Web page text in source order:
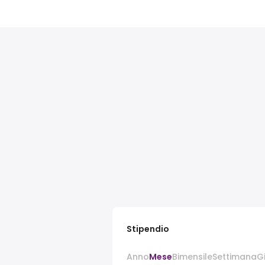
Stipendio
AnnoMeseBimensileSettimana